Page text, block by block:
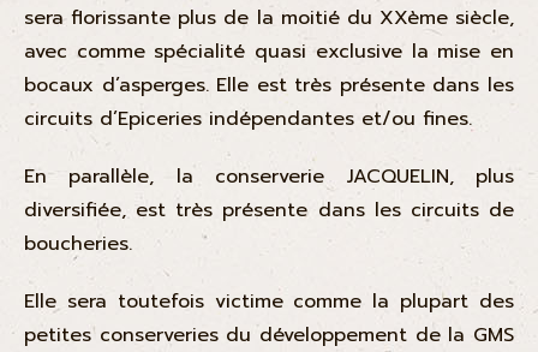
sera florissante plus de la moitié du XXème siècle,
avec comme spécialité quasi exclusive la mise en
bocaux d’asperges. Elle est très présente dans les
circuits d’Epiceries indépendantes et/ou fines.
En parallèle, la conserverie JACQUELIN, plus
diversifiée, est très présente dans les circuits de
boucheries.
Elle sera toutefois victime comme la plupart des
petites conserveries du développement de la GMS